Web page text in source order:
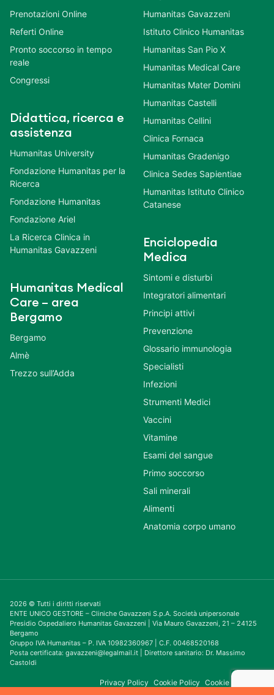
Prenotazioni Online
Referti Online
Pronto soccorso in tempo
reale
Congressi
Didattica, ricerca e
assistenza
Humanitas University
Fondazione Humanitas per la
Ricerca
Fondazione Humanitas
Fondazione Ariel
La Ricerca Clinica in
Humanitas Gavazzeni
Humanitas Medical
Care – area
Bergamo
Bergamo
Almè
Trezzo sull’Adda
Humanitas Gavazzeni
Istituto Clinico Humanitas
Humanitas San Pio X
Humanitas Medical Care
Humanitas Mater Domini
Humanitas Castelli
Humanitas Cellini
Clinica Fornaca
Humanitas Gradenigo
Clinica Sedes Sapientiae
Humanitas Istituto Clinico
Catanese
Enciclopedia
Medica
Sintomi e disturbi
Integratori alimentari
Principi attivi
Prevenzione
Glossario immunologia
Specialisti
Infezioni
Strumenti Medici
Vaccini
Vitamine
Esami del sangue
Primo soccorso
Sali minerali
Alimenti
Anatomia corpo umano
2026 © Tutti i diritti riservati
ENTE UNICO GESTORE – Cliniche Gavazzeni S.p.A. Società unipersonale
Presidio Ospedaliero Humanitas Gavazzeni | Via Mauro Gavazzeni, 21 – 24125
Bergamo
Gruppo IVA Humanitas – P. IVA 10982360967 | C.F. 00468520168
Posta certificata: gavazzeni@legalmail.it | Direttore sanitario: Dr. Massimo
Castoldi
Privacy Policy Cookie Policy Cookie Consent